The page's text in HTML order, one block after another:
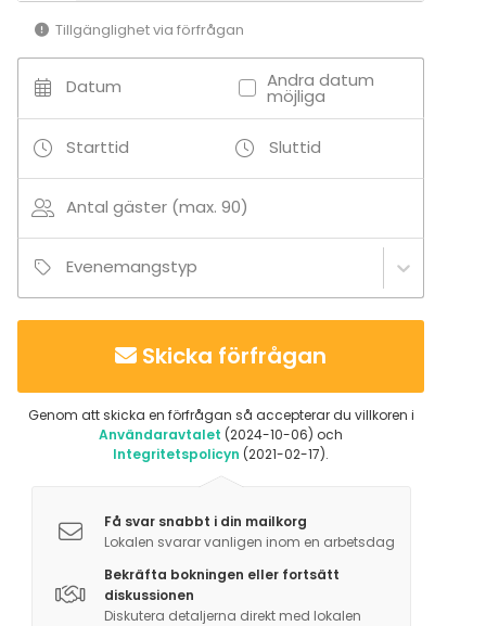
Middag / Lunch
Konferens
Julbord / Julfest
Företagsevent
Företagsfest
Team building / Kick Off
Anpassningsbar lokal
Konferenslokal
Aktiviteter
Utomhusaktiviteter
Historiska guidningar, Fyspass och provningar.
Tillgänglighet via förfrågan
Datum Andra datum
möjliga
Starttid Sluttid
Antal gäster (max. 90)
Evenemangstyp
Skicka förfrågan
Genom att skicka en förfrågan så accepterar du villkoren i
Användaravtalet (2024-10-06) och
Integritetspolicyn (2021-02-17).
Få svar snabbt i din mailkorg
Lokalen svarar vanligen inom en arbetsdag
Bekräfta bokningen eller fortsätt
diskussionen
Diskutera detaljerna direkt med lokalen